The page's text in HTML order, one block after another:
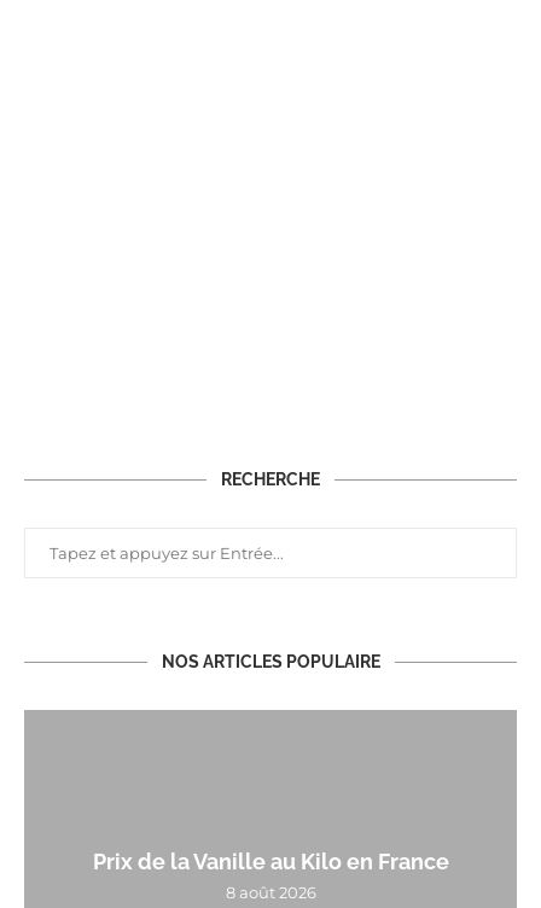
RECHERCHE
NOS ARTICLES POPULAIRE
Prix de la Vanille au Kilo en France
8 août 2026